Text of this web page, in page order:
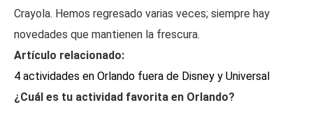
Crayola. Hemos regresado varias veces; siempre hay
novedades que mantienen la frescura.
Artículo relacionado:
4 actividades en Orlando fuera de Disney y Universal
¿Cuál es tu actividad favorita en Orlando?